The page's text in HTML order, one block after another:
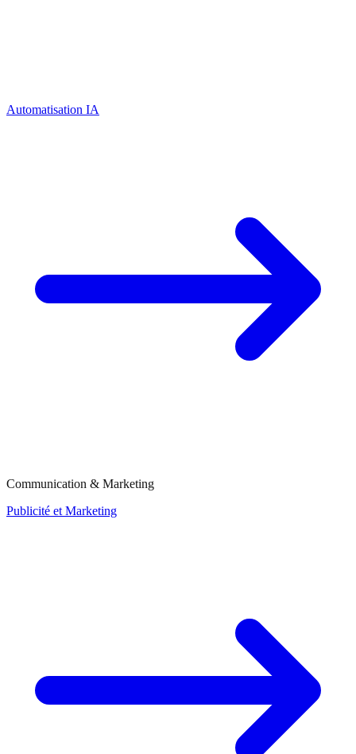
Automatisation IA
Communication & Marketing
Publicité et Marketing